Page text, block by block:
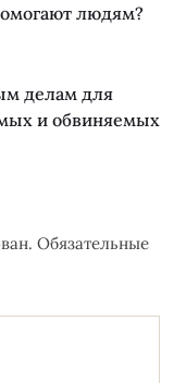
людям?
делам для
и обвиняемых
Обязательные